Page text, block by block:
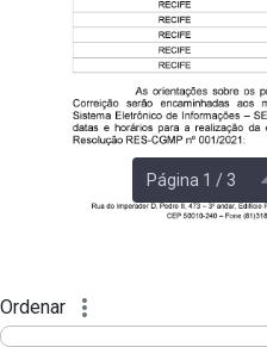
Página 1 / 3
Ordenar